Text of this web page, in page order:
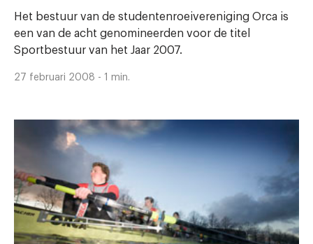
Het bestuur van de studentenroeivereniging Orca is
een van de acht genomineerden voor de titel
Sportbestuur van het Jaar 2007.
27 februari 2008 - 1 min.